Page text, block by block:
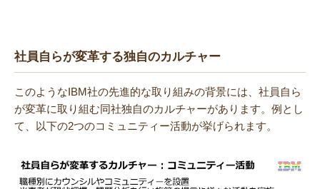
社員自らが変革する独自のカルチャー
このようなIBM社の先進的な取り組みの背景には、社員自ら
が変革に取り組む同社独自のカルチャーがあります。例とし
て、以下の2つのコミュニティー活動が挙げられます。